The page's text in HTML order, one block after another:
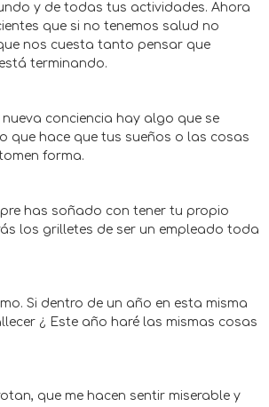
y de todas tus actividades. Ahora
que si no tenemos salud no
nos cuesta tanto pensar que
terminando.
conciencia hay algo que se
que hace que tus sueños o las cosas
forma.
has soñado con tener tu propio
los grilletes de ser un empleado toda
Si dentro de un año en esta misma
¿ Este año haré las mismas cosas
que me hacen sentir miserable y